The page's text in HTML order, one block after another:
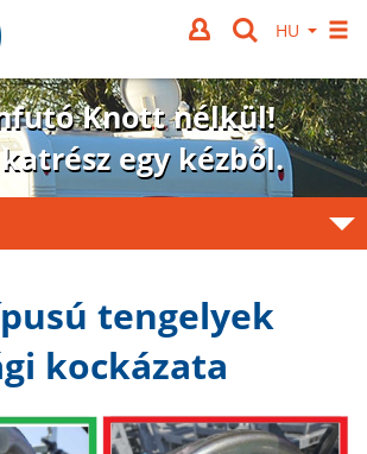
Knott nélkül!
egy kézből.
tengelyek
kockázata